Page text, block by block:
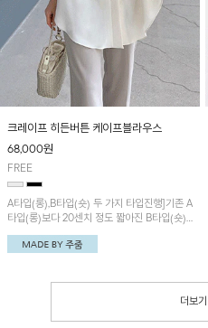
크레이프 히든버튼 케이프블라우스
68,000원
FREE
A타입(롱),B타입(숏) 두 가지 타입진행]기존 A
타입(롱)보다 20센치 정도 짧아진 B타입(숏)
이 추가되었어요~ 헨리넥 디자인에 히든버튼
디테일을 더해 깔끔한 무드를 연출한 케이프
더보기